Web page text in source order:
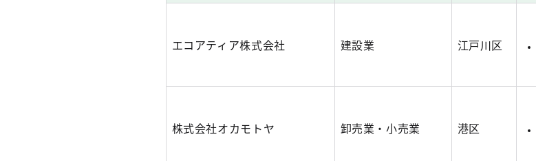
エコアティア株式会社 建設業 江戸川区
株式会社オカモトヤ 卸売業・小売業 港区